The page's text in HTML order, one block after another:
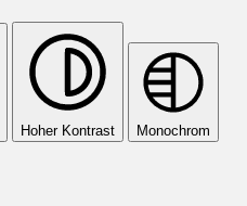
Hoher Kontrast Monochrom